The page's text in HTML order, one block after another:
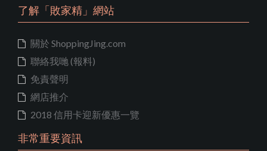
了解「敗家精」網站
關於 ShoppingJing.com
聯絡我哋 (報料)
免責聲明
網店推介
2018 信用卡迎新優惠一覽
非常重要資訊